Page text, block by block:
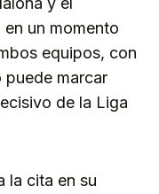
en un momento
equipos, con
puede marcar
de la Liga
la cita en su